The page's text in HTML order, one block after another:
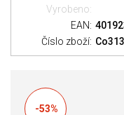
Vyrobeno:
EAN:
Číslo zboží:
-53%